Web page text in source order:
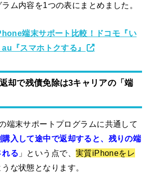
ム内容を1つの表にまとめました。
端末サポート比較！ドコモ『い
『スマホトクする』
却で残債免除は3キャリアの「端
端末サポートプログラムに共通して
購入して途中で返却すると、残りの端
る 」という点で、 実質iPhoneをレ
な状態となります。